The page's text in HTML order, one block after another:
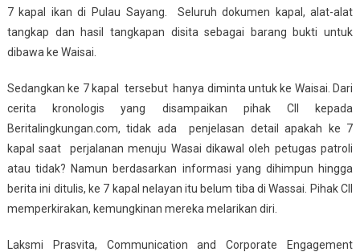
7 kapal ikan di Pulau Sayang. Seluruh dokumen kapal, alat-alat
tangkap dan hasil tangkapan disita sebagai barang bukti untuk
dibawa ke Waisai.
Sedangkan ke 7 kapal tersebut hanya diminta untuk ke Waisai. Dari
cerita kronologis yang disampaikan pihak CII kepada
Beritalingkungan.com, tidak ada penjelasan detail apakah ke 7
kapal saat perjalanan menuju Wasai dikawal oleh petugas patroli
atau tidak? Namun berdasarkan informasi yang dihimpun hingga
berita ini ditulis, ke 7 kapal nelayan itu belum tiba di Wassai. Pihak CII
memperkirakan, kemungkinan mereka melarikan diri.
Laksmi Prasvita, Communication and Corporate Engagement